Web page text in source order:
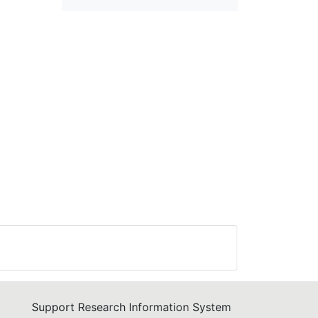
Support Research Information System